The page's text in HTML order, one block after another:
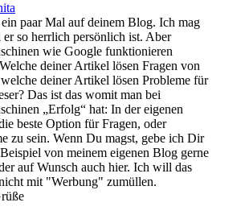
paar Mal auf deinem Blog. Ich mag
so herrlich persönlich ist. Aber
wie Google funktionieren
deiner Artikel lösen Fragen von
deiner Artikel lösen Probleme für
Das ist das womit man bei
„Erfolg“ hat: In der eigenen
beste Option für Fragen, oder
zu sein. Wenn Du magst, gebe ich Dir
von meinem eigenen Blog gerne
auf Wunsch auch hier. Ich will das
mit "Werbung" zumüllen.